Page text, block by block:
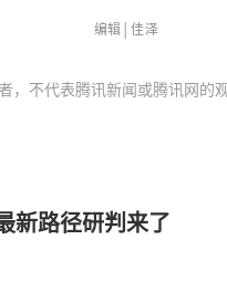
编辑│佳泽
不代表腾讯新闻或腾讯网的观
新路径研判来了